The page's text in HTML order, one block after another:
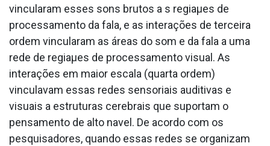
vincularam esses sons brutos a s regiaµes de
processamento da fala, e as interações de terceira
ordem vincularam as áreas do som e da fala a uma
rede de regiaµes de processamento visual. As
interações em maior escala (quarta ordem)
vinculavam essas redes sensoriais auditivas e
visuais a estruturas cerebrais que suportam o
pensamento de alto na­vel. De acordo com os
pesquisadores, quando essas redes se organizam